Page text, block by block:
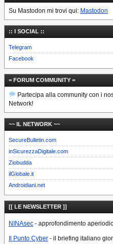
Su Mastodon mi trovi qui: Mastodon
:: I SOCIAL ::
Telegram
Facebook
= FORUM COMMUNITY =
Partecipa alla community con i
Network!
~~ IL NETWORK ~~
SecureBulletin.com
inSicurezzaDigitale.com
Ziobudda
ilGlobale.it
Androidiani.net
[[ LE NEWSLETTER ]]
NINAsec - approfondimento
Il Punto Cyber - il briefing italiano